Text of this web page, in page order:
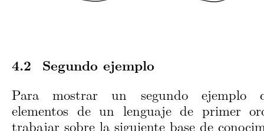
Segundo ejemplo
Para mostrar un segundo ejemplo
elementos de un lenguaje de primer
trabajar sobre la siguiente base de